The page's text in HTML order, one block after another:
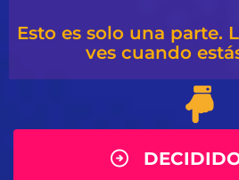
Esto es solo una parte.
ves cuando